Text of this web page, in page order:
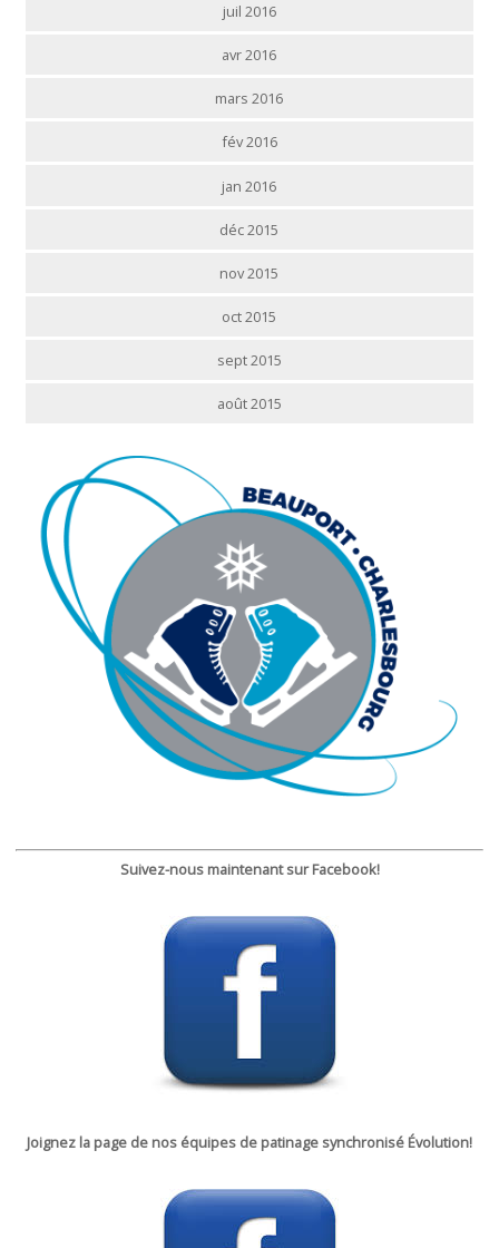
juil 2016
avr 2016
mars 2016
fév 2016
jan 2016
déc 2015
nov 2015
oct 2015
sept 2015
août 2015
Suivez-nous maintenant sur Facebook!
Joignez la page de nos équipes de patinage synchronisé Évolution!